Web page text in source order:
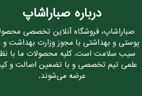
درباره صباراشاپ
صباراشاپ، فروشگاه آنلاین تخصصی
پوستی و بهداشتی با مجوز وزارت بهداشت
سیب سلامت است. کلیه محصولات ما با
علمی تیم تخصصی و با تضمین اصالت و
عرضه می‌شوند.